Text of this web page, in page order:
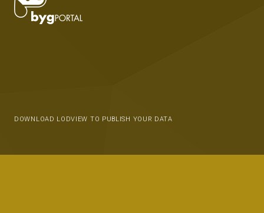
DOWNLOAD LODVIEW TO PUBLISH YOUR DATA